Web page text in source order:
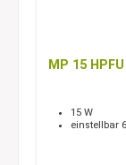
MP 15
15 W
einstellbar